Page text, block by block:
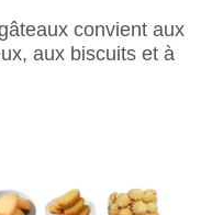
convient aux
aux biscuits et à